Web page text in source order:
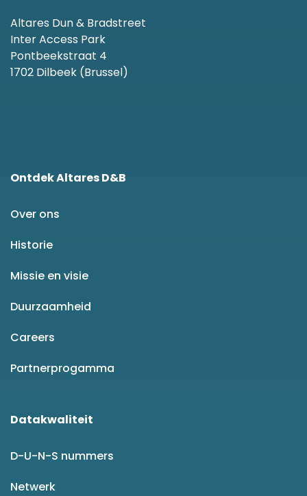
Altares Dun & Bradstreet
Inter Access Park
Pontbeekstraat 4
1702 Dilbeek (Brussel)
Ontdek Altares D&B
Over ons
Historie
Missie en visie
Duurzaamheid
Careers
Partnerprogamma
Datakwaliteit
D-U-N-S nummers
Netwerk